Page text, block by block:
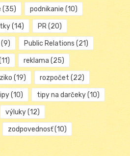
(35) podnikanie (10)
(14) PR(20)
(9) Public Relations (21)
reklama (25)
(19) rozpočet (22)
(10) tipy na darčeky(10)
výluky(12)
zodpovednosť(10)